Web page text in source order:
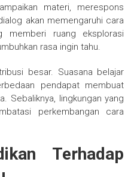
materi, merespons
akan memengaruhi cara
memberi ruang eksplorasi
rasa ingin tahu.
besar. Suasana belajar
pendapat membuat
Sebaliknya, lingkungan yang
perkembangan cara
Terhadap